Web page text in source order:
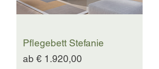
Pflegebett Stefanie
ab € 1.920,00
Sale-Preis